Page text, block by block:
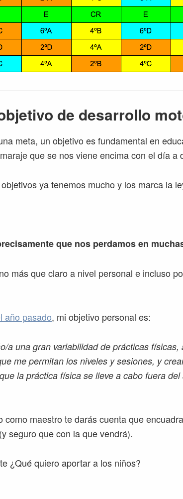
de desarrollo
meta, un objetivo es fundamental en
que se nos viene encima con el día a
ya tenemos mucho y los marca la
que nos perdamos en
más que claro a nivel personal e incluso
año pasado, mi objetivo personal es:
a una gran variabilidad de prácticas físicas,
me permitan los niveles y sesiones, y
la práctica física se lleve a cabo fuera del
como maestro te darás cuenta que
seguro que con la que vendrá).
¿Qué quiero aportar a los niños?